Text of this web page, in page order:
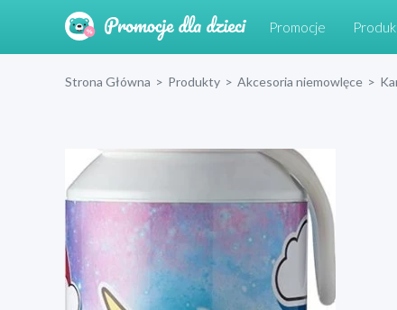
Promocje
Strona Główna > Produkty > Akcesoria niemowlęce >